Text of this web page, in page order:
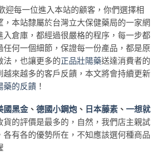
迎每一位進入本站的顧客，你們選擇相
，本站隸屬於台灣立大保健藥局的一家網
入倉庫，都經過很嚴格的程序，每一步都
任何一個細節，保證每一份產品，都是原
法，也讓更多的正品壯陽藥送達消費者的
越來越多的客戶反饋，本文將會持續更新
藥的反饋 ！
國黑金 、 德國小鋼炮 、 日本藤素 、 一想就
貨的評價是最多的，自然，我們店主親試
各有各的優勢所在，不知應該選何種商品